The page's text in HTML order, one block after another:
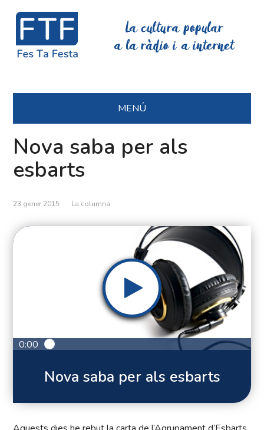
La cultura popular
a la ràdio i a internet
MENÚ
Nova saba per als
esbarts
23 gener 2015 La columna
0:00
Nova saba per als esbarts